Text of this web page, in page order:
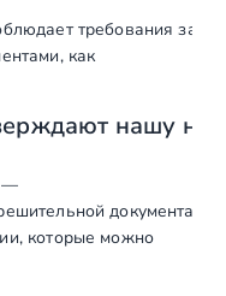
требования
как
нашу
—
которые можно